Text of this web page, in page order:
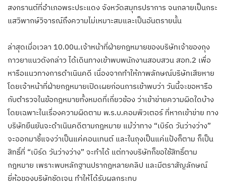
สงกรานต์ที่อำเภอพระประแดง จังหวัดสมุทรปราการ จนกลายเป็นกระ
แสวิพากษ์วิจารณ์ถึงความไม่เหมาะสมและเป็นอันตรายนั้น
ล่าสุดเมื่อเวลา 10.00น.เจ้าหน้าที่ฝ่ายกฎหมายของบริษัทเจ้าของถุง
กาวยาแนวดังกล่าว ได้เดินทางเข้าพบพนักงานสอบสวน สอท.2 เพื่อ
หารือแนวทางการดำเนินคดี เนื่องจากทำให้ภาพลักษณ์บริษัทเสียหาย
โดยเจ้าหน้าที่ฝ่ายกฎหมายเปิดเผยก่อนการเข้าพบว่า วันนี้จะขอหารือ
กับตำรวจในข้อกฎหมายทั้งหมดที่เกี่ยวข้อง ว่าเข้าข่ายความผิดใดบ้าง
โดยเฉพาะในเรื่องความผิดตาม พ.ร.บ.คอมพิวเตอร์ ที่หากเข้าข่าย ทาง
บริษัทยืนยันจะดำเนินคดีตามกฎหมาย แม้ว่าทาง “เบิร์ด วันว่างว่าง”
จะออกมาชี้แจงว่าเป็นแค่คอนเทนต์ และในถุงเป็นแค่แป้งก็ตาม ก็เป็น
สิทธิ์ที่ “เบิร์ด วันว่างว่าง” จะทำได้ แต่ทางบริษัทก็ขอใช้สิทธิ์ตาม
กฎหมาย เพราะพบหลักฐานปรากฎหลายคลิป และมีตราสัญลักษณ์
ยี่ห้อของบริษัทชัดเจน ทำให้ได้รับผลกระทบ